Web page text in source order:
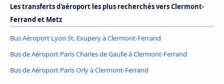
Les transferts d'aéroport les plus recherchés vers Clermont-
Ferrand et Metz
Bus Aéroport Lyon St. Exupery à Clermont-Ferrand
Bus de Aéroport Paris Charles de Gaulle à Clermont-Ferrand
Bus de Aéroport Paris Orly à Clermont-Ferrand